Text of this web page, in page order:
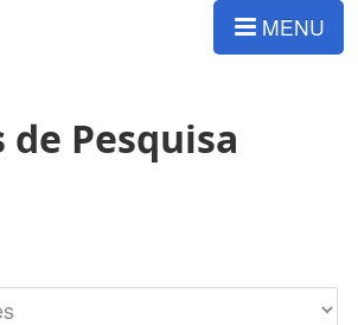
MENU
Pesquisa